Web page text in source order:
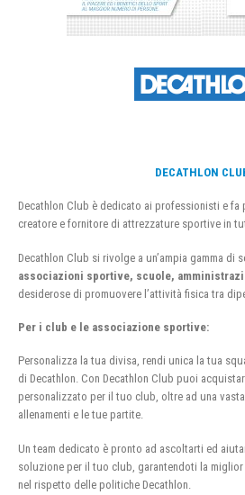
DECATHLON
Decathlon Club è dedicato ai professionisti e fa
creatore e fornitore di attrezzature sportive in
Decathlon Club si rivolge a un’ampia gamma di
associazioni sportive, scuole,
desiderose di promuovere l’attività fisica tra
Per i club e le associazione sportive:
Personalizza la tua divisa, rendi unica la tua
di Decathlon. Con Decathlon Club puoi
personalizzato per il tuo club, oltre ad una
allenamenti e le tue partite.
Un team dedicato è pronto ad ascoltarti ed
soluzione per il tuo club, garantendoti la
nel rispetto delle politiche Decathlon.